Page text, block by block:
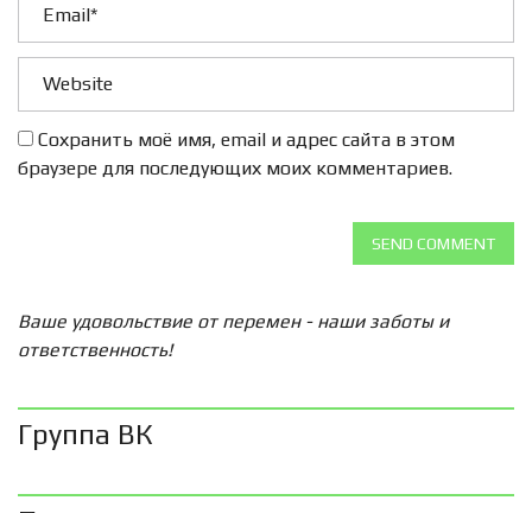
Сохранить моё имя, email и адрес сайта в этом
браузере для последующих моих комментариев.
SEND COMMENT
Ваше удовольствие от перемен - наши заботы и
ответственность!
Группа ВК